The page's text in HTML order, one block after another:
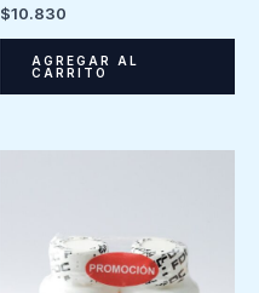
$10.830
AGREGAR AL
CARRITO